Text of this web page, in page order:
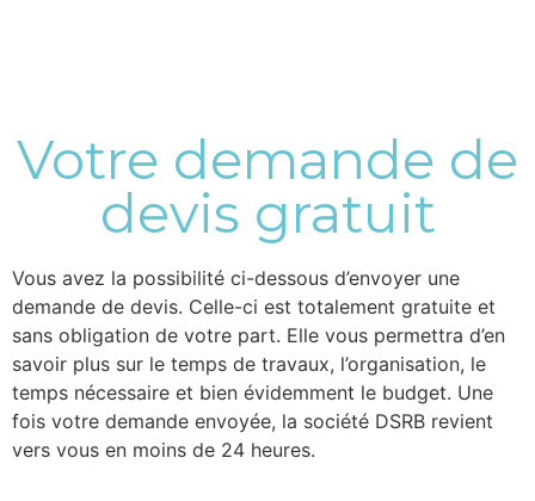
Votre demande de
devis gratuit
Vous avez la possibilité ci-dessous d’envoyer une
demande de devis. Celle-ci est totalement gratuite et
sans obligation de votre part. Elle vous permettra d’en
savoir plus sur le temps de travaux, l’organisation, le
temps nécessaire et bien évidemment le budget. Une
fois votre demande envoyée, la société DSRB revient
vers vous en moins de 24 heures.